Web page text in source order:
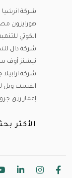
و من الوحدات
هاوس-
وحدات
شركة انرشيا
هورايزون
ايكوتي
شركة دال
نيشنز أوف
شركة
انفست ويل
إعمار رزق
الأكثر